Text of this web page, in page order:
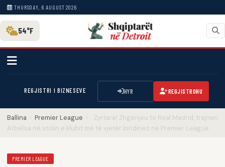
THURSDAY, 6 AUGUST 2026
54°F
REGJISTRI I BIZNESEVE HYR REGJISTROHU
Ballina › Premier League ›
Zyrtare! Zhgënjeu te Real Madrid, trajneri
Arbeloa në stolin e klubit më të vjetër londinez në Premier League
PREMIER LEAGUE